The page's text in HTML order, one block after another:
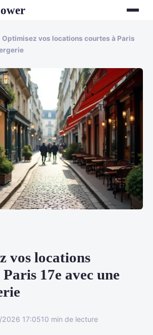
Optimisez vos locations courtes à Paris
vos locations
17e avec une
17:0510 min de lecture